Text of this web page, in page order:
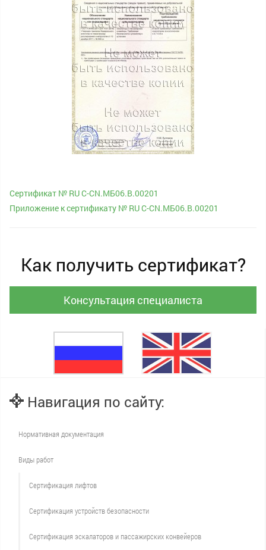
Сертификат № RU С-CN.МБ06.B.00201
Приложение к сертификату № RU С-CN.МБ06.B.00201
Как получить сертификат?
Консультация специалиста
Навигация по сайту:
Нормативная документация
Виды работ
Сертификация лифтов
Сертификация устройств безопасности
Сертификация эскалаторов и пассажирских конвейеров